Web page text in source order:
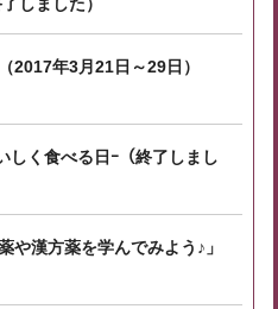
2017年3月21日～29日）
く食べる日ｰ（終了しまし
や漢方薬を学んでみよう♪」